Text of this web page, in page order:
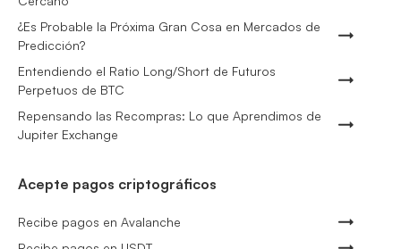
¿Es Probable la Próxima Gran Cosa en Mercados de
Predicción?
Entendiendo el Ratio Long/Short de Futuros
Perpetuos de BTC
Repensando las Recompras: Lo que Aprendimos de
Jupiter Exchange
Acepte pagos criptográficos
Recibe pagos en Avalanche